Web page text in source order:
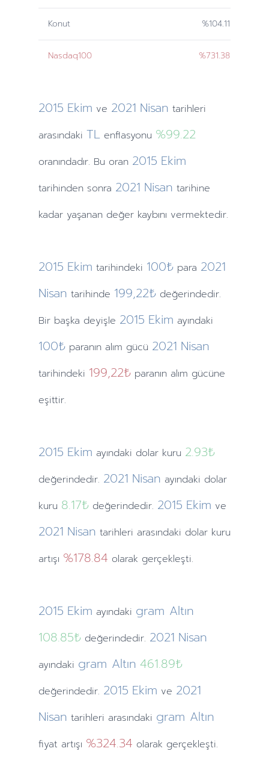
Konut %104.11
Nasdaq100 %731.38
2015 Ekim ve 2021 Nisan tarihleri
arasındaki TLenflasyonu %99.22
oranındadır. Bu oran 2015 Ekim
tarihindensonra 2021 Nisan tarihine
kadar yaşanan değer kaybını vermektedir.
2015 Ekim tarihindeki 100₺ para 2021
Nisan tarihinde 199,22₺ değerindedir.
Bir başka deyişle 2015 Ekim ayındaki
100₺ paranın alım gücü 2021 Nisan
tarihindeki 199,22₺ paranın alım gücüne
eşittir.
2015 Ekim ayındaki dolar kuru 2.93₺
değerindedir. 2021 Nisan ayındaki dolar
kuru 8.17₺değerindedir. 2015 Ekim ve
2021 Nisan tarihleri arasındaki dolar kuru
artışı %178.84 olarak gerçekleşti.
2015 Ekim ayındaki gram Altın
108.85₺değerindedir. 2021 Nisan
ayındaki gram Altın 461.89₺
değerindedir. 2015 Ekim ve 2021
Nisan tarihleri arasındaki gram Altın
fiyat artışı %324.34 olarak gerçekleşti.